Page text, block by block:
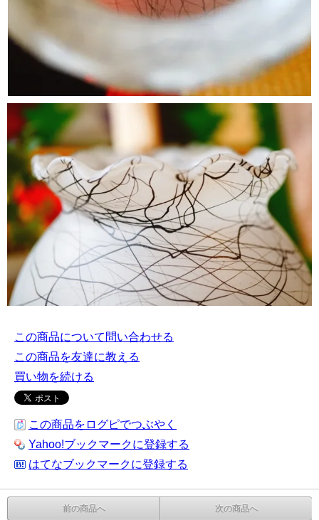
この商品について問い合わせる
この商品を友達に教える
買い物を続ける
この商品をログピでつぶやく
Yahoo!ブックマークに登録する
はてなブックマークに登録する
前の商品へ 次の商品へ